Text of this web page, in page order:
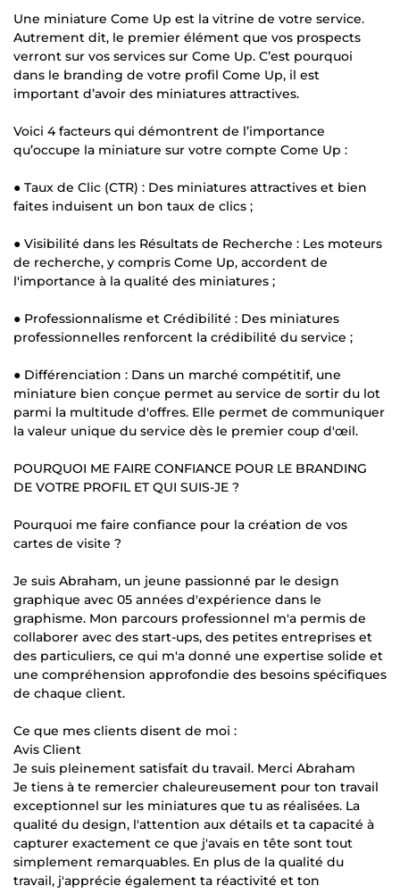
Une miniature Come Up est la vitrine de votre service.
Autrement dit, le premier élément que vos prospects
verront sur vos services sur Come Up. C’est pourquoi
dans le branding de votre profil Come Up, il est
important d’avoir des miniatures attractives.
Voici 4 facteurs qui démontrent de l’importance
qu’occupe la miniature sur votre compte Come Up :
● Taux de Clic (CTR) : Des miniatures attractives et bien
faites induisent un bon taux de clics ;
● Visibilité dans les Résultats de Recherche : Les moteurs
de recherche, y compris Come Up, accordent de
l'importance à la qualité des miniatures ;
● Professionnalisme et Crédibilité : Des miniatures
professionnelles renforcent la crédibilité du service ;
● Différenciation : Dans un marché compétitif, une
miniature bien conçue permet au service de sortir du lot
parmi la multitude d'offres. Elle permet de communiquer
la valeur unique du service dès le premier coup d'œil.
POURQUOI ME FAIRE CONFIANCE POUR LE BRANDING
DE VOTRE PROFIL ET QUI SUIS-JE ?
Pourquoi me faire confiance pour la création de vos
cartes de visite ?
Je suis Abraham, un jeune passionné par le design
graphique avec 05 années d'expérience dans le
graphisme. Mon parcours professionnel m'a permis de
collaborer avec des start-ups, des petites entreprises et
des particuliers, ce qui m'a donné une expertise solide et
une compréhension approfondie des besoins spécifiques
de chaque client.
Ce que mes clients disent de moi :
Avis Client
Je suis pleinement satisfait du travail. Merci Abraham
Je tiens à te remercier chaleureusement pour ton travail
exceptionnel sur les miniatures que tu as réalisées. La
qualité du design, l'attention aux détails et ta capacité à
capturer exactement ce que j'avais en tête sont tout
simplement remarquables. En plus de la qualité du
travail, j'apprécie également ta réactivité et ton